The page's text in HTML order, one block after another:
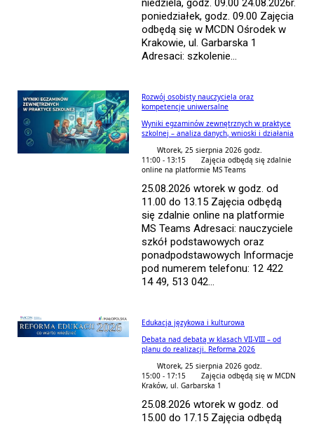
niedziela, godz. 09.00 24.08.2026r.
poniedziałek, godz. 09.00 Zajęcia
odbędą się w MCDN Ośrodek w
Krakowie, ul. Garbarska 1
Adresaci: szkolenie...
Rozwój osobisty nauczyciela oraz
kompetencje uniwersalne
Wyniki egzaminów zewnętrznych w praktyce
szkolnej – analiza danych, wnioski i działania
Wtorek, 25 sierpnia 2026 godz.
11:00 - 13:15
Zajęcia odbędą się zdalnie
online na platformie MS Teams
25.08.2026 wtorek w godz. od
11.00 do 13.15 Zajęcia odbędą
się zdalnie online na platformie
MS Teams Adresaci: nauczyciele
szkół podstawowych oraz
ponadpodstawowych Informacje
pod numerem telefonu: 12 422
14 49, 513 042...
Edukacja językowa i kulturowa
Debata nad debatą w klasach VII-VIII – od
planu do realizacji. Reforma 2026
Wtorek, 25 sierpnia 2026 godz.
15:00 - 17:15
Zajęcia odbędą się w MCDN
Kraków, ul. Garbarska 1
25.08.2026 wtorek w godz. od
15.00 do 17.15 Zajęcia odbędą